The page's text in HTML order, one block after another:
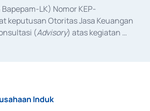
LK) Nomor KEP-
keputusan Otoritas Jasa Keuangan
(Advisory) atas kegiatan
Induk